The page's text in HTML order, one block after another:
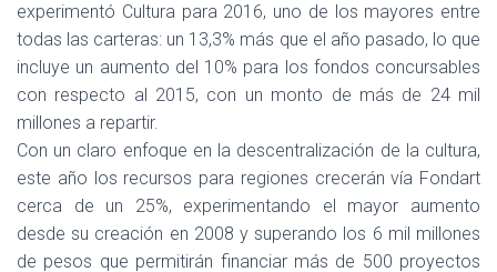
experimentó Cultura para 2016, uno de los mayores entre
todas las carteras: un 13,3% más que el año pasado, lo que
incluye un aumento del 10% para los fondos concursables
con respecto al 2015, con un monto de más de 24 mil
millones a repartir.
Con un claro enfoque en la descentralización de la cultura,
este año los recursos para regiones crecerán vía Fondart
cerca de un 25%, experimentando el mayor aumento
desde su creación en 2008 y superando los 6 mil millones
de pesos que permitirán financiar más de 500 proyectos